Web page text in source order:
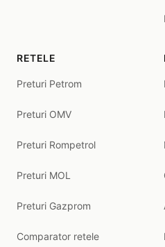
RETELE
Preturi Petrom
Preturi OMV
Preturi Rompetrol
Preturi MOL
Preturi Gazprom
Comparator retele